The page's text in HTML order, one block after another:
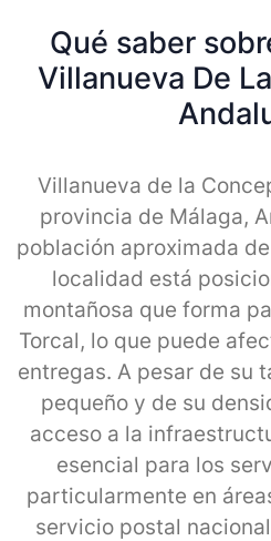
Qué saber
Villanueva De
Villanueva de la
provincia de Málaga,
población aproximada
localidad está
montañosa que forma
Torcal, lo que puede
entregas. A pesar de su
pequeño y de su
acceso a la
esencial para los
particularmente en
servicio postal